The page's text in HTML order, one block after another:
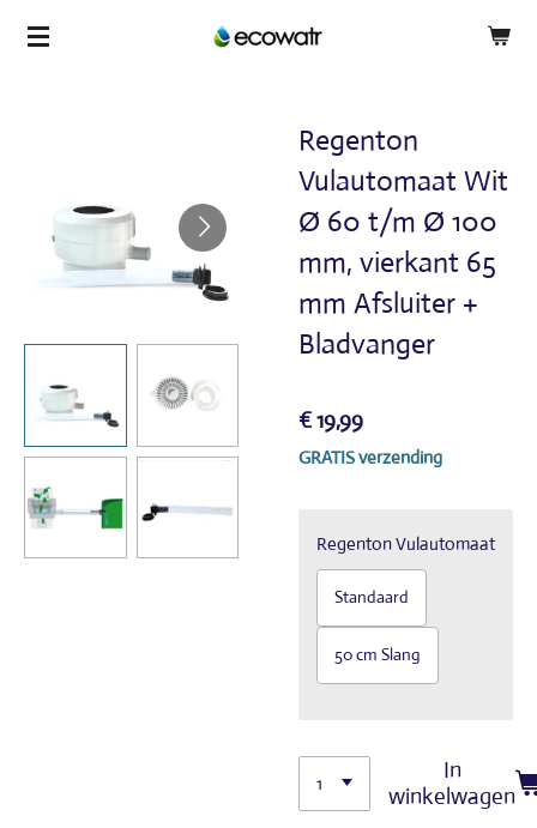
Ga
Regenton
Vulautomaat Wit
Ø 60 t/m Ø 100
mm, vierkant 65
mm Afsluiter +
Bladvanger
€ 19,99
GRATIS verzending
Regenton Vulautomaat
Standaard
50 cm Slang
In
winkelwagen